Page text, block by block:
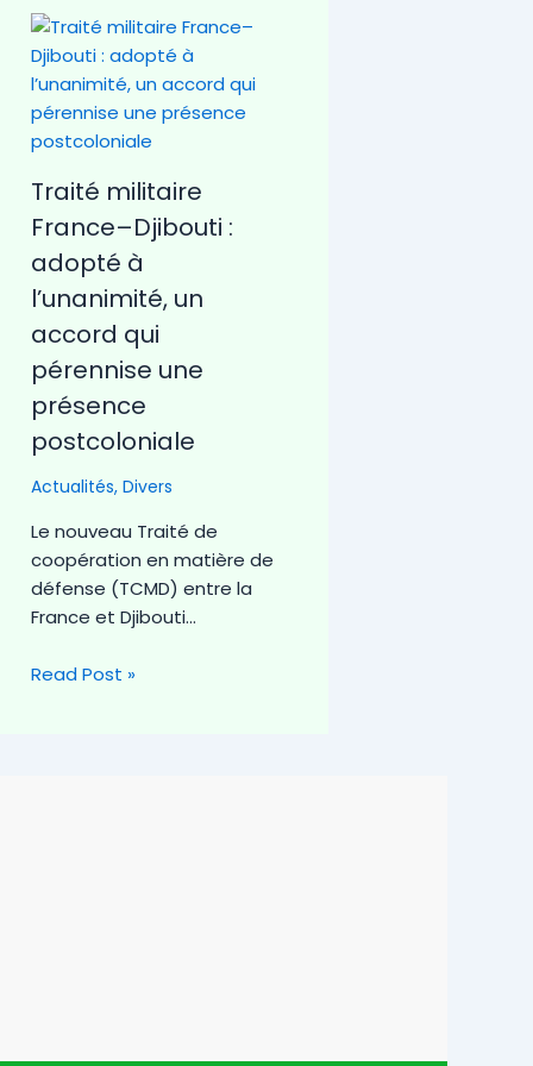
Traité militaire
France–Djibouti :
adopté à
l’unanimité, un
accord qui
pérennise une
présence
postcoloniale
Actualités, Divers
Le nouveau Traité de
coopération en matière de
défense (TCMD) entre la
France et Djibouti…
Read Post »